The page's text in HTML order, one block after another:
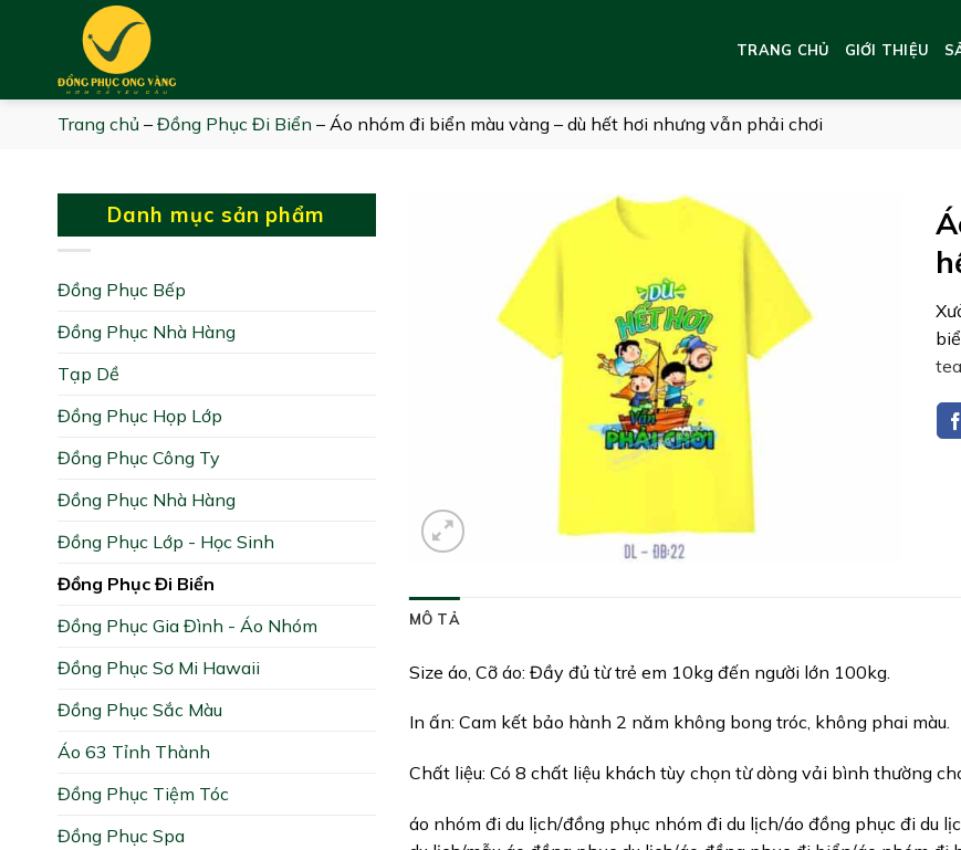
TRANG CHỦ GIỚI THIỆU
Trang chủ – Đồng Phục Đi Biển – Áo nhóm đi biển màu vàng – dù hết hơi nhưng vẫn phải chơi
Danh mục sản phẩm
Đồng Phục Bếp
Đồng Phục Nhà Hàng
Tạp Dề
Đồng Phục Họp Lớp
Đồng Phục Công Ty
Đồng Phục Nhà Hàng
Đồng Phục Lớp - Học Sinh
Đồng Phục Đi Biển
Đồng Phục Gia Đình - Áo Nhóm
Đồng Phục Sơ Mi Hawaii
Đồng Phục Sắc Màu
Áo 63 Tỉnh Thành
Đồng Phục Tiệm Tóc
Đồng Phục Spa
MÔ TẢ
Size áo, Cỡ áo: Đầy đủ từ trẻ em 10kg đến người lớn 100kg.
In ấn: Cam kết bảo hành 2 năm không bong tróc, không phai màu.
Chất liệu: Có 8 chất liệu khách tùy chọn từ dòng vải bình thường
áo nhóm đi du lịch/đồng phục nhóm đi du lịch/áo đồng phục đi du